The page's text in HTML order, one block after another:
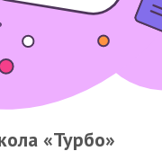
«Турбо»